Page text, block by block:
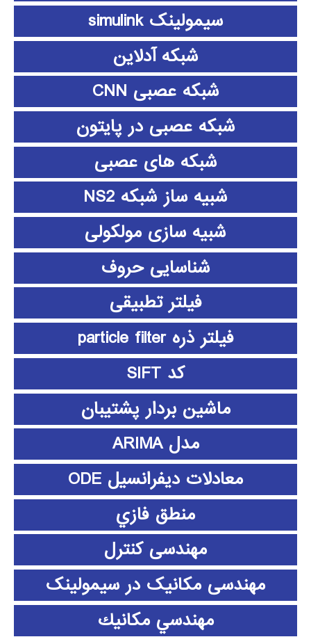
سیمولینک simulink
شبکه آدلاین
شبکه عصبی CNN
شبکه عصبی در پایتون
شبکه های عصبی
شبیه ساز شبکه NS2
شبیه سازی مولکولی
شناسایی حروف
فیلتر تطبیقی
فیلتر ذره particle filter
کد SIFT
ماشین بردار پشتیبان
مدل ARIMA
معادلات دیفرانسیل ODE
منطق فازي
مهندسی کنترل
مهندسی مکانیک در سیمولینک
مهندسي مكانيك